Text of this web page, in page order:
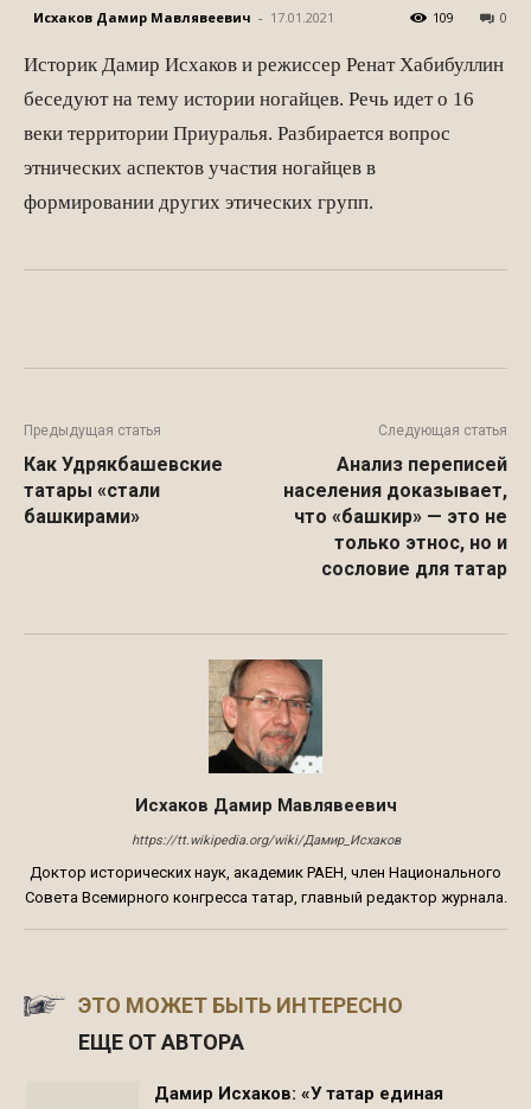
Исхаков Дамир Мавлявеевич - 17.01.2021 0
109
Историк Дамир Исхаков и режиссер Ренат Хабибуллин
беседуют на тему истории ногайцев. Речь идет о 16
веки территории Приуралья. Разбирается вопрос
этнических аспектов участия ногайцев в
формировании других этических групп.
Предыдущая статья
Как Удрякбашевские
татары «стали
башкирами»
Следующая статья
Анализ переписей
населения доказывает,
что «башкир» — это не
только этнос, но и
сословие для татар
Исхаков Дамир Мавлявеевич
https://tt.wikipedia.org/wiki/Дамир_Исхаков
Доктор исторических наук, академик РАЕН, член Национального
Совета Всемирного конгресса татар, главный редактор журнала.
ЭТО МОЖЕТ БЫТЬ ИНТЕРЕСНО
ЕЩЕ ОТ АВТОРА
Дамир Исхаков: «У татар единая